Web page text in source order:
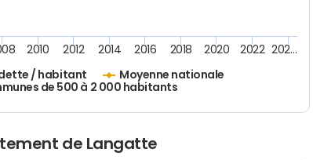
/ habitant
Moyenne nationale
de 500 à 2 000 habitants
2010 2012 2014 2016 2018 2020 2022 202…
de Langatte